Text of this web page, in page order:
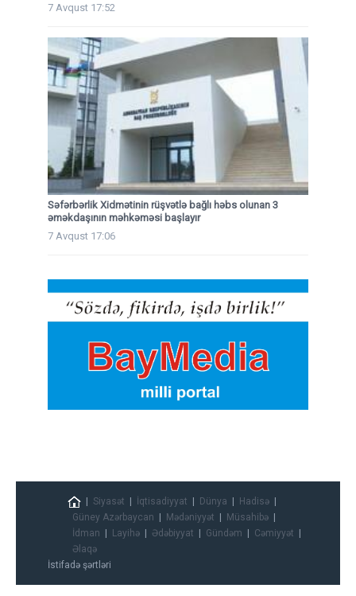
7 Avqust 17:52
Səfərbərlik Xidmətinin rüşvətlə bağlı həbs olunan 3
əməkdaşının məhkəməsi başlayır
7 Avqust 17:06
Siyasət İqtisadiyyat Dünya
Hadisə
Güney Azərbaycan
Mədəniyyət
Müsahibə
İdman
Layihə Ədəbiyyat Gündəm
Cəmiyyət
Əlaqə
İstifadə şərtləri